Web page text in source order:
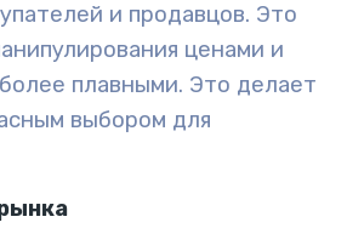
и продавцов. Это
ценами и
плавными. Это делает
выбором для